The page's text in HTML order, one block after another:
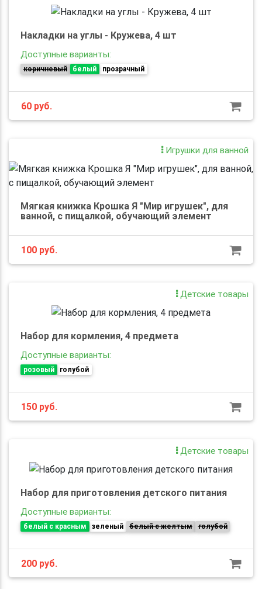
Накладки на углы - Кружева, 4 шт
Доступные варианты:
коричневый белый прозрачный
60 руб.
Игрушки для ванной
Мягкая книжка Крошка Я "Мир игрушек", для
ванной, с пищалкой, обучающий элемент
100 руб.
Детские товары
Набор для кормления, 4 предмета
Доступные варианты:
розовый голубой
150 руб.
Детские товары
Набор для приготовления детского питания
Доступные варианты:
белый с красным зеленый белый с желтым голубой
200 руб.